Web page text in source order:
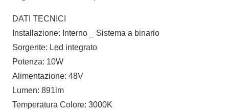
DATI TECNICI
Installazione: Interno _ Sistema a binario
Sorgente: Led integrato
Potenza: 10W
Alimentazione: 48V
Lumen: 891lm
Temperatura Colore: 3000K